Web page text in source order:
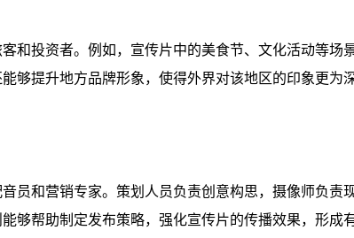
和投资者。例如，宣传片中的美食节、文化活动等场
够提升地方品牌形象，使得外界对该地区的印象更为
员和营销专家。策划人员负责创意构思，摄像师负责
够帮助制定发布策略，强化宣传片的传播效果，形成